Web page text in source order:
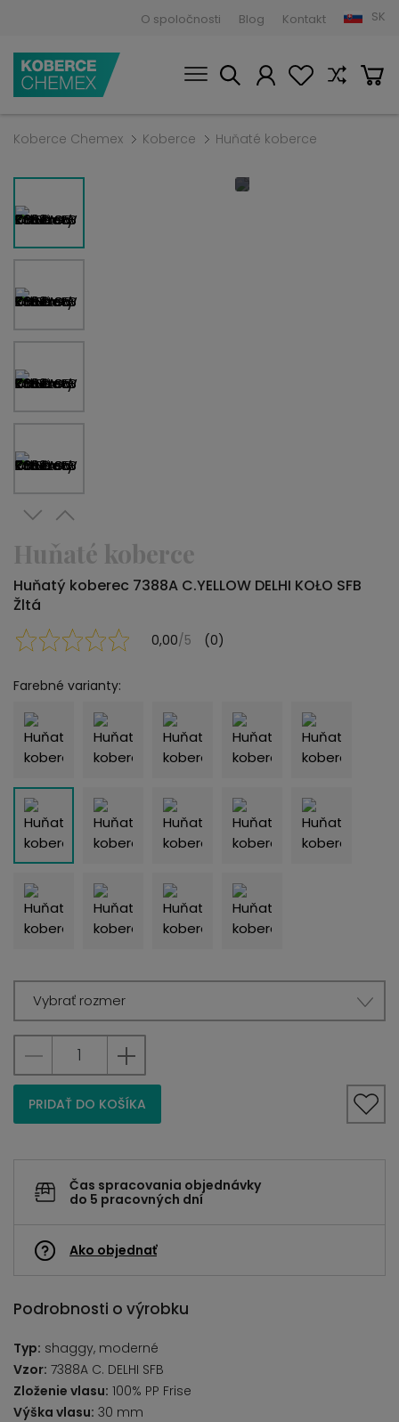
O spoločnosti Blog Kontakt SK
Koberce Chemex Koberce Huňaté koberce
Huňaté koberce
Huňatý koberec 7388A C.YELLOW DELHI KOŁO SFB
Žltá
0,00/5 (0)
Farebné varianty:
Vybrať rozmer
PRIDAŤ DO KOŠÍKA
Čas spracovania objednávky
do 5 pracovných dní
Ako objednať
Podrobnosti o výrobku
Typ: shaggy, moderné
Vzor: 7388A C. DELHI SFB
Zloženie vlasu: 100% PP Frise
Výška vlasu: 30 mm